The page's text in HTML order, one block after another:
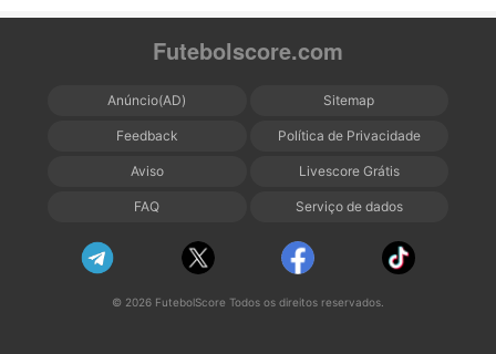
Futebolscore.com
Anúncio(AD) Sitemap
Feedback Política de Privacidade
Aviso Livescore Grátis
FAQ Serviço de dados
© 2026 FutebolScore Todos os direitos reservados.